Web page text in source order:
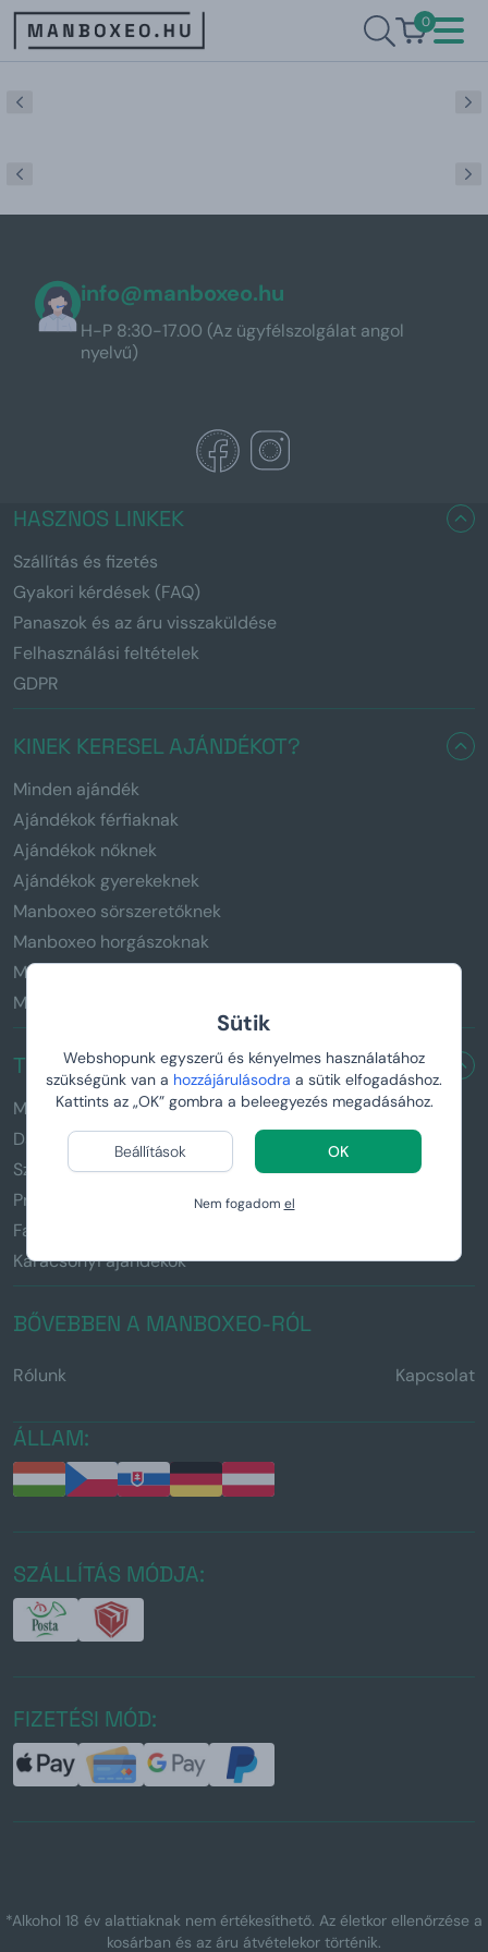
Sütik
Webshopunk egyszerű és kényelmes használatához
szükségünk van a hozzájárulásodra a sütik elfogadáshoz.
Kattints az „OK” gombra a beleegyezés megadásához.
Beállítások OK
Nem fogadom el
0
info@manboxeo.hu
H-P 8:30-17.00 (Az ügyfélszolgálat angol
nyelvű)
HASZNOS LINKEK
Szállítás és fizetés
Gyakori kérdések (FAQ)
Panaszok és az áru visszaküldése
Felhasználási feltételek
GDPR
KINEK KERESEL AJÁNDÉKOT?
Minden ajándék
Ajándékok férfiaknak
Ajándékok nőknek
Ajándékok gyerekeknek
Manboxeo sörszeretőknek
Manboxeo horgászoknak
Manboxeo kávézóknak
Manboxeo fitnesz rajongóknak
TERMÉKEINK
Manboxeo feszítővassal
Damboxeo kiss lakattal és fűrésszel
Személyre szabott ajándékok
Praktikus menő cuccok & Kütyük
Fa illatos csokrok
Karácsonyi ajándékok
BŐVEBBEN A MANBOXEO-RÓL
Rólunk Kapcsolat
ÁLLAM:
SZÁLLÍTÁS MÓDJA:
FIZETÉSI MÓD:
*Alkohol 18 év alattiaknak nem értékesíthető. Az életkor ellenőrzése a
kosárban és az áru átvételekor történik.